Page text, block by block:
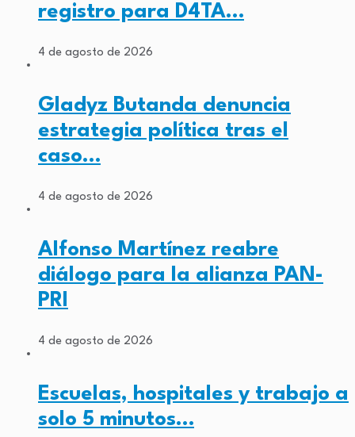
registro para D4TA…
4 de agosto de 2026
Gladyz Butanda denuncia
estrategia política tras el
caso…
4 de agosto de 2026
Alfonso Martínez reabre
diálogo para la alianza PAN-
PRI
4 de agosto de 2026
Escuelas, hospitales y trabajo a
solo 5 minutos…